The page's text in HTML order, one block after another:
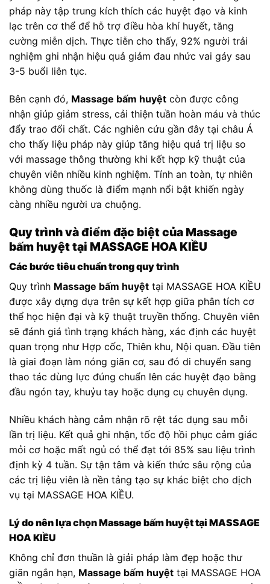
pháp này tập trung kích thích các huyệt đạo và kinh
lạc trên cơ thể để hỗ trợ điều hòa khí huyết, tăng
cường miễn dịch. Thực tiễn cho thấy, 92% người trải
nghiệm ghi nhận hiệu quả giảm đau nhức vai gáy sau
3-5 buổi liên tục.
Bên cạnh đó, Massage bấm huyệt còn được công
nhận giúp giảm stress, cải thiện tuần hoàn máu và thúc
đẩy trao đổi chất. Các nghiên cứu gần đây tại châu Á
cho thấy liệu pháp này giúp tăng hiệu quả trị liệu so
với massage thông thường khi kết hợp kỹ thuật của
chuyên viên nhiều kinh nghiệm. Tính an toàn, tự nhiên
không dùng thuốc là điểm mạnh nổi bật khiến ngày
càng nhiều người ưa chuộng.
Quy trình và điểm đặc biệt của Massage
bấm huyệt tại MASSAGE HOA KIỀU
Các bước tiêu chuẩn trong quy trình
Quy trình Massage bấm huyệt tại MASSAGE HOA KIỀU
được xây dựng dựa trên sự kết hợp giữa phân tích cơ
thể học hiện đại và kỹ thuật truyền thống. Chuyên viên
sẽ đánh giá tình trạng khách hàng, xác định các huyệt
quan trọng như Hợp cốc, Thiên khu, Nội quan. Đầu tiên
là giai đoạn làm nóng giãn cơ, sau đó di chuyển sang
thao tác dùng lực đúng chuẩn lên các huyệt đạo bằng
đầu ngón tay, khuỷu tay hoặc dụng cụ chuyên dụng.
Nhiều khách hàng cảm nhận rõ rệt tác dụng sau mỗi
lần trị liệu. Kết quả ghi nhận, tốc độ hồi phục cảm giác
mỏi cơ hoặc mất ngủ có thể đạt tới 85% sau liệu trình
định kỳ 4 tuần. Sự tận tâm và kiến thức sâu rộng của
các trị liệu viên là nền tảng tạo sự khác biệt cho dịch
vụ tại MASSAGE HOA KIỀU.
Lý do nên lựa chọn Massage bấm huyệt tại MASSAGE
HOA KIỀU
Không chỉ đơn thuần là giải pháp làm đẹp hoặc thư
giãn ngắn hạn, Massage bấm huyệt tại MASSAGE HOA